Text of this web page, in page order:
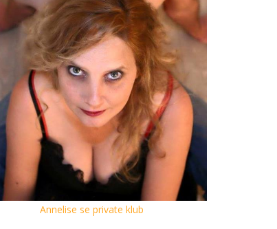
Annelise se private klub